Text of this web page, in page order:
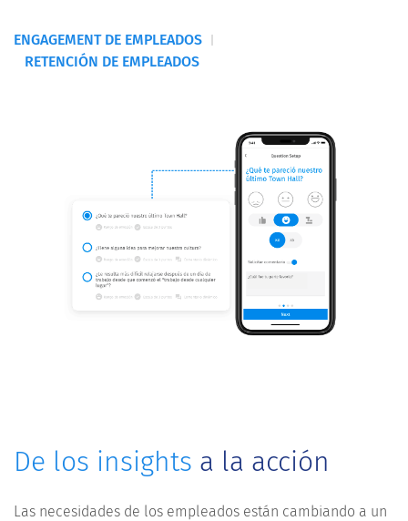
ENGAGEMENT DE EMPLEADOS
RETENCIÓN DE EMPLEADOS
De los insights a la acción
Las necesidades de los empleados están cambiando a un